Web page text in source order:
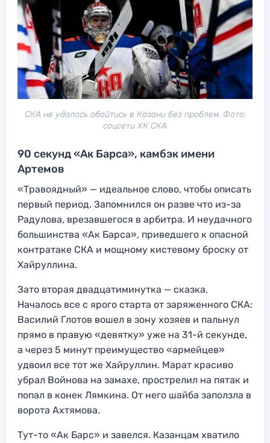
СКА не удалось обойтись в Казани без проблем. Фото:
соцсети ХК СКА
90 секунд «Ак Барса», камбэк имени
Артемов
«Травоядный» — идеальное слово, чтобы описать
первый период. Запомнился он разве что из-за
Радулова, врезавшегося в арбитра. И неудачного
большинства «Ак Барса», приведшего к опасной
контратаке СКА и мощному кистевому броску от
Хайруллина.
Зато вторая двадцатиминутка — сказка.
Началось все с ярого старта от заряженного СКА:
Василий Глотов вошел в зону хозяев и пальнул
прямо в правую «девятку» уже на 31-й секунде,
а через 5 минут преимущество «армейцев»
удвоил все тот же Хайруллин. Марат красиво
убрал Войнова на замахе, прострелил на пятак и
попал в конек Лямкина. От него шайба заползла в
ворота Ахтямова.
Тут-то «Ак Барс» и завелся. Казанцам хватило